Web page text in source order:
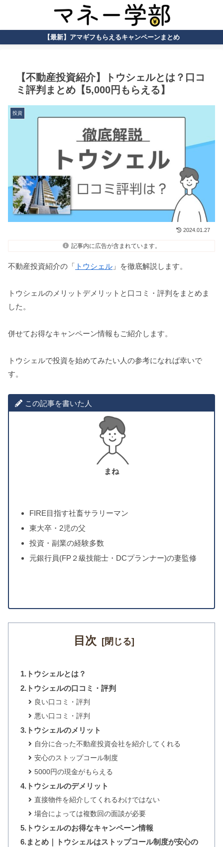
【最新】アマギフもらえるキャンペーンまとめ
【不動産投資紹介】トウシェルとは？口コ
ミ評判まとめ【5,000円もらえる】
投資
2024.01.27
記事内に広告が含まれています。
不動産投資紹介の「 トウシェル 」を徹底解説します。
トウシェルのメリットデメリットと口コミ・評判をまとめま
した。
併せてお得なキャンペーン情報もご紹介します。
トウシェルで投資を始めてみたい人の参考になれば幸いで
す。
この記事を書いた人
まね
FIRE目指す社畜サラリーマン
東大卒・2児の父
投資・副業の経験多数
元銀行員(FP２級技能士・DCプランナー)の妻監修
目次
1.トウシェルとは？
2.トウシェルの口コミ・評判
良い口コミ・評判
悪い口コミ・評判
3.トウシェルのメリット
自分に合った不動産投資会社を紹介してくれる
安心のストップコール制度
5000円の現金がもらえる
4.トウシェルのデメリット
直接物件を紹介してくれるわけではない
場合によっては複数回の面談が必要
5.トウシェルのお得なキャンペーン情報
6.まとめ｜トウシェルはストップコール制度が安心の